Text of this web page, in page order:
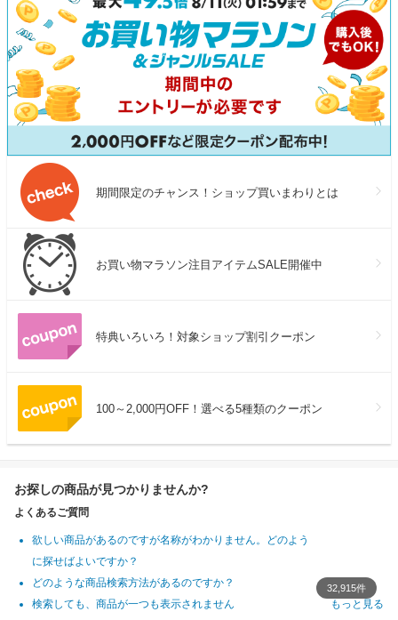
期間限定のチャンス！ショップ買いまわりとは
お買い物マラソン注目アイテムSALE開催中
特典いろいろ！対象ショップ割引クーポン
100～2,000円OFF！選べる5種類のクーポン
お探しの商品が見つかりませんか?
よくあるご質問
欲しい商品があるのですが名称がわかりません。どのよう
に探せばよいですか？
どのような商品検索方法があるのですか？
検索しても、商品が一つも表示されません
もっと見る
32,915件